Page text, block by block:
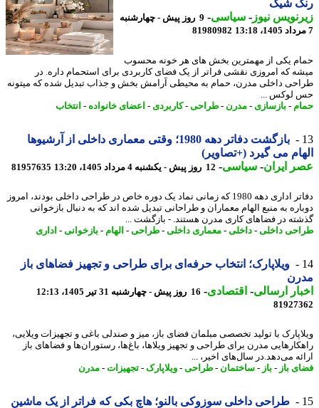
شیک
نیوز-سیاسی-
9 روز پیش - چهارشنبه
81980982
یکی از مهمترین بخش های هر خونه محسوب
که امروزی نقشی فراتر از یک فضای کاربردی برای استحمام داره. در
داخلی مدرن، حمام به محیطی آرامش بخش و جذاب تبدیل شده که میتونه
لوکس ...
-بازسازی- مدرن- طراحی -کاربردی-اعضای خانواده- انتخاب
بازگشت دفاتر دهه 1980؛ وقتی معماری داخلی از آرشیوها
می گیرد (+تصاویر)
ایران- سیاسی-12 روز پیش - یکشنبه 4 مرداد 1405، 13:20 81957635
دفاتر اداری دهه 1980 که زمانی نماد یک دوره خاص در طراحی داخلی بودند، امروز
به منبع الهام معماران و طراحانی تبدیل شده اند که به دنبال بازخوانی
در فضاهای کاری مدرن هستند. - بازگشت ...
داخلی -داخلی -معماری داخلی -طراحی -الهام -بازخوانی- اداری
ویلاپارک؛ انتخاب حرفه‌ای برای طراحی و تجهیز فضاهای باز
ارسالی-اقتصادی-16 روز پیش - چهارشنبه 31 تیر 1405، 12:13
با تولید تخصصی مبلمان فضای باز، میز و صندلی باغی و تجهیزات ویلایی،
مدرن برای طراحی و تجهیز ویلاها، باغ‌ها، رستوران‌ها و فضاهای باز
می‌دهد.در سال‌های اخیر، ...
باز- باز - ساختمان-طراحی -ویلاپارک- تجهیزات- مدرن
طراحی داخلی سوزوکی بالنو؛ هاچ بکی که فراتر از یک ماشین